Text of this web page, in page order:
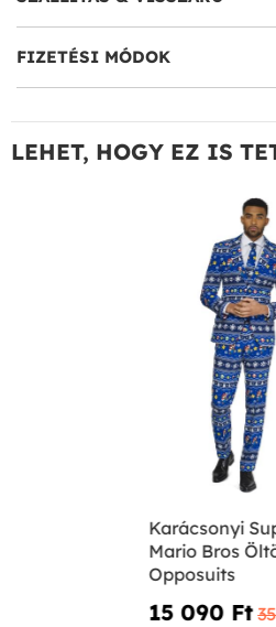
FIZETÉSI MÓDOK
LEHET, HOGY EZ IS
Karácsonyi
Mario Bros
Opposuits
15 090 Ft‎